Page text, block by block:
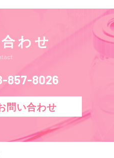
わせ
857-8026
問い合わせ